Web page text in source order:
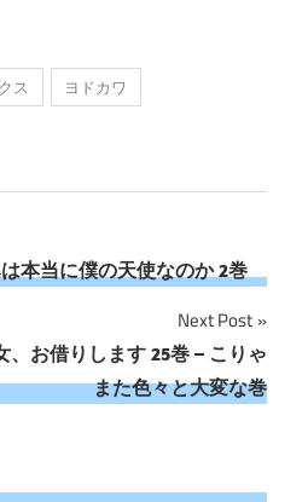
ス
ヨドカワ
本当に僕の天使なのか 2巻
Next Post
、お借りします 25巻 – こりゃ
また色々と大変な巻